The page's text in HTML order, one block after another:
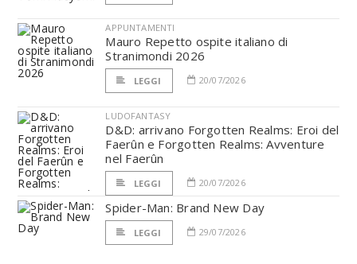
APPUNTAMENTI
Mauro Repetto ospite italiano di
Stranimondi 2026
LEGGI 20/07/2026
LUDOFANTASY
D&D: arrivano Forgotten Realms: Eroi del
Faerûn e Forgotten Realms: Avventure
nel Faerûn
LEGGI 20/07/2026
Spider-Man: Brand New Day
LEGGI 29/07/2026